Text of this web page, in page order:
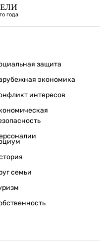
года
защита
экономика
интересов
семьи